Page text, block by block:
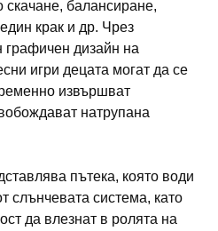
скачане, балансиране,
крак и др. Чрез
графичен дизайн на
игри децата могат да се
извършват
натрупана
пътека, която води
слънчевата система, като
да влезнат в ролята на